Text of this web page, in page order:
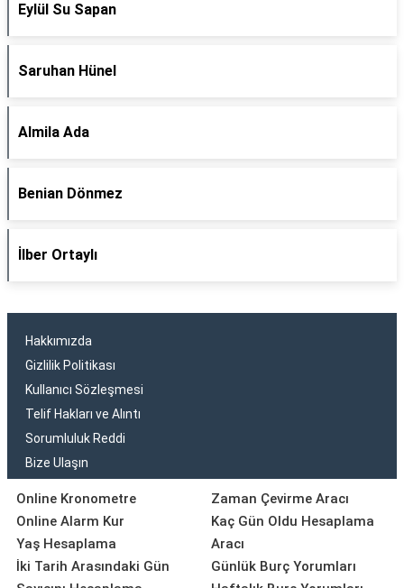
Eylül Su Sapan
Saruhan Hünel
Almila Ada
Benian Dönmez
İlber Ortaylı
Hakkımızda
Gizlilik Politikası
Kullanıcı Sözleşmesi
Telif Hakları ve Alıntı
Sorumluluk Reddi
Bize Ulaşın
Online Kronometre
Online Alarm Kur
Yaş Hesaplama
İki Tarih Arasındaki Gün
Zaman Çevirme Aracı
Kaç Gün Oldu Hesaplama
Aracı
Günlük Burç Yorumları